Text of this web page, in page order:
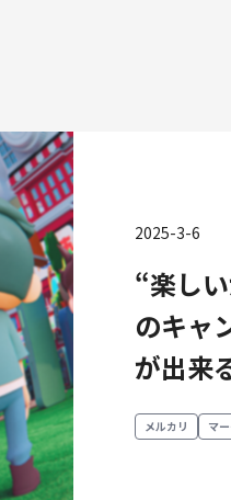
プロダクト・ビジネス
経営・事業企画
事業開発
カスタマーサービス
営業
マーケティング・PR
コ
財務
法務
2025-3-6
“楽し
のキャ
が出来
メルカリ マ